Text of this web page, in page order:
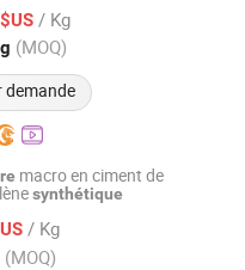
/ Kg
(MOQ)
demande
2026
macro en ciment de
synthétique
/ Kg
(MOQ)
2011